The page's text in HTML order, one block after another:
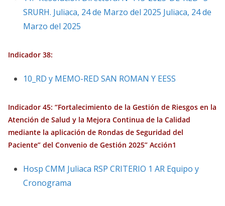
SRURH. Juliaca, 24 de Marzo del 2025 Juliaca, 24 de
Marzo del 2025
Indicador 38:
10_RD y MEMO-RED SAN ROMAN Y EESS
Indicador 45: “Fortalecimiento de la Gestión de Riesgos en la
Atención de Salud y la Mejora Continua de la Calidad
mediante la aplicación de Rondas de Seguridad del
Paciente” del Convenio de Gestión 2025” Acción1
Hosp CMM Juliaca RSP CRITERIO 1 AR Equipo y
Cronograma